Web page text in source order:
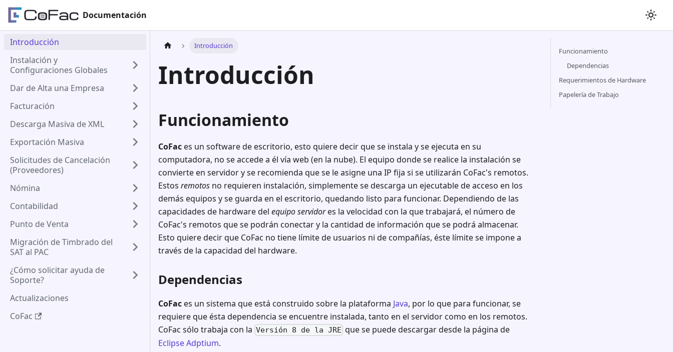
Documentación
Introducción
Instalación y
Configuraciones Globales
Dar de Alta una Empresa
Facturación
Descarga Masiva de XML
Exportación Masiva
Solicitudes de Cancelación
(Proveedores)
Nómina
Contabilidad
Punto de Venta
Migración de Timbrado del
SAT al PAC
¿Cómo solicitar ayuda de
Soporte?
Actualizaciones
CoFac
Introducción
Introducción
Funcionamiento
CoFac es un software de escritorio, esto quiere decir que se instala y se ejecuta en su
computadora, no se accede a él vía web (en la nube). El equipo donde se realice la instalación se
convierte en servidor y se recomienda que se le asigne una IP fija si se utilizarán CoFac's remotos.
Estos remotos no requieren instalación, simplemente se descarga un ejecutable de acceso en los
demás equipos y se guarda en el escritorio, quedando listo para funcionar. Dependiendo de las
capacidades de hardware del equipo servidores la velocidad con la que trabajará, el número de
CoFac's remotos que se podrán conectar y la cantidad de información que se podrá almacenar.
Esto quiere decir que CoFac no tiene límite de usuarios ni de compañías, éste límite se impone a
través de la capacidad del hardware.
Dependencias
CoFac es un sistema que está construido sobre la plataforma Java, por lo que para funcionar, se
requiere que ésta dependencia se encuentre instalada, tanto en el servidor como en los remotos.
CoFac sólo trabaja con la Versión 8 de la JRE que se puede descargar desde la página de
Eclipse Adptium.
Funcionamiento
Dependencias
Requerimientos de Hardware
Papelería de Trabajo